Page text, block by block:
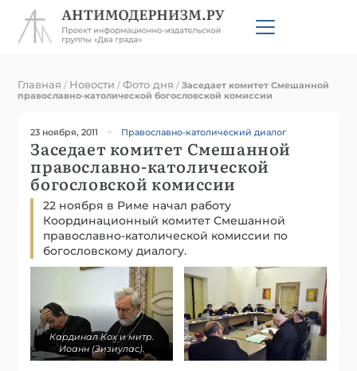
Главная / Новости /Фото дня /Заседает комитет Смешанной
православно-католической богословской комиссии
23 ноября, 2011 Православно-католический диалог
Заседает комитет Смешанной
православно-католической
богословской комиссии
22 ноября в Риме начал работу
Координационный комитет Смешанной
православно-католической комиссии по
богословскому диалогу.
Кардинал Кох и митр.
Иоанн (Зизиулас).